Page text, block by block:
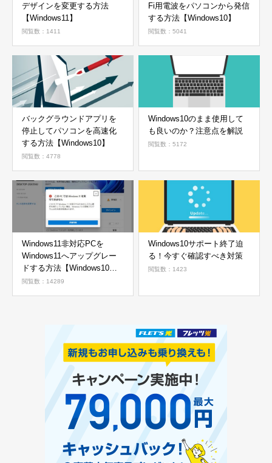
デザインを変更する方法
【Windows11】
閲覧数：1411
Fi用電波をパソコンから発信
する方法【Windows10】
閲覧数：5041
バックグラウンドアプリを
停止してパソコンを高速化
する方法【Windows10】
閲覧数：4778
Windows10のまま使用して
も良いのか？注意点を解説
閲覧数：5172
Windows11非対応PCを
Windows11へアップグレー
ドする方法【Windows10か
ら11へ】
閲覧数：14289
Windows10サポート終了迫
る！今すぐ確認すべき対策
閲覧数：1423